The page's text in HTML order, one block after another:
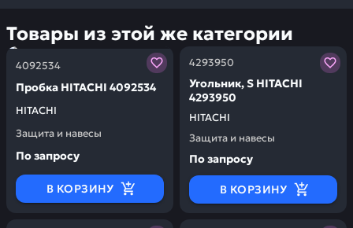
Товары из этой же категории
4092534
HITACHI
Пробка HITACHI 4092534
Защита и навесы
Заказывая запчасти у нас, вы получаете гарантию
По запросу
В КОРЗИНУ
4293950
HITACHI
Угольник, S HITACHI
4293950
Защита и навесы
Заказывая запчасти у
По запросу
В КОРЗИНУ